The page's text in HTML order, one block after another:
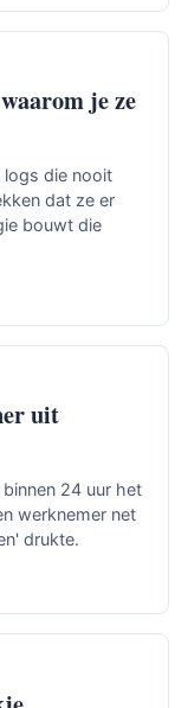
je ze
logs die nooit
dat ze er
bouwt die
uit
24 uur het
werknemer net
drukte.